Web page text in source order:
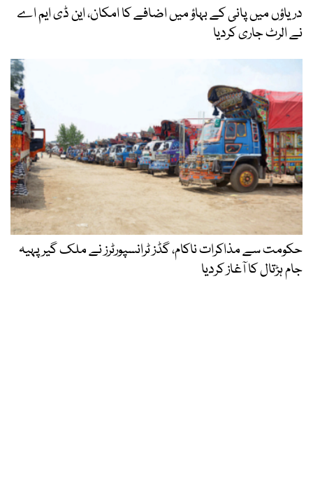
دریاؤں میں پانی کے بہاؤ میں اضافے کا امکان، این ڈی ایم اے
نے الرٹ جاری کردیا
حکومت سے مذاکرات ناکام، گڈز ٹرانسپورٹرز نے ملک گیر پہیہ
جام ہڑتال کا آغاز کردیا